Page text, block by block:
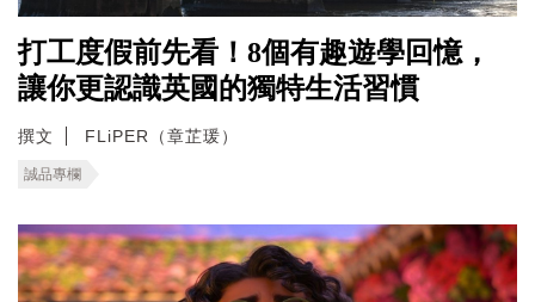
打工度假前先看！8個有趣遊學回憶，
讓你更認識英國的獨特生活習慣
撰文 FLiPER（章芷瑗）
誠品專欄